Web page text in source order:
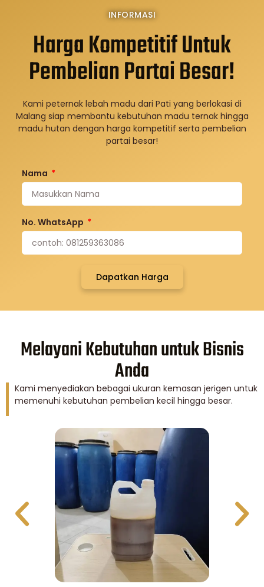
INFORMASI
Harga Kompetitif Untuk
Pembelian Partai Besar!
Kami peternak lebah madu dari Pati yang berlokasi di
Malang siap membantu kebutuhan madu ternak hingga
madu hutan dengan harga kompetitif serta pembelian
partai besar!
Nama
No. WhatsApp
Dapatkan Harga
Melayani Kebutuhan untuk Bisnis
Anda
Kami menyediakan bebagai ukuran kemasan jerigen untuk
memenuhi kebutuhan pembelian kecil hingga besar.